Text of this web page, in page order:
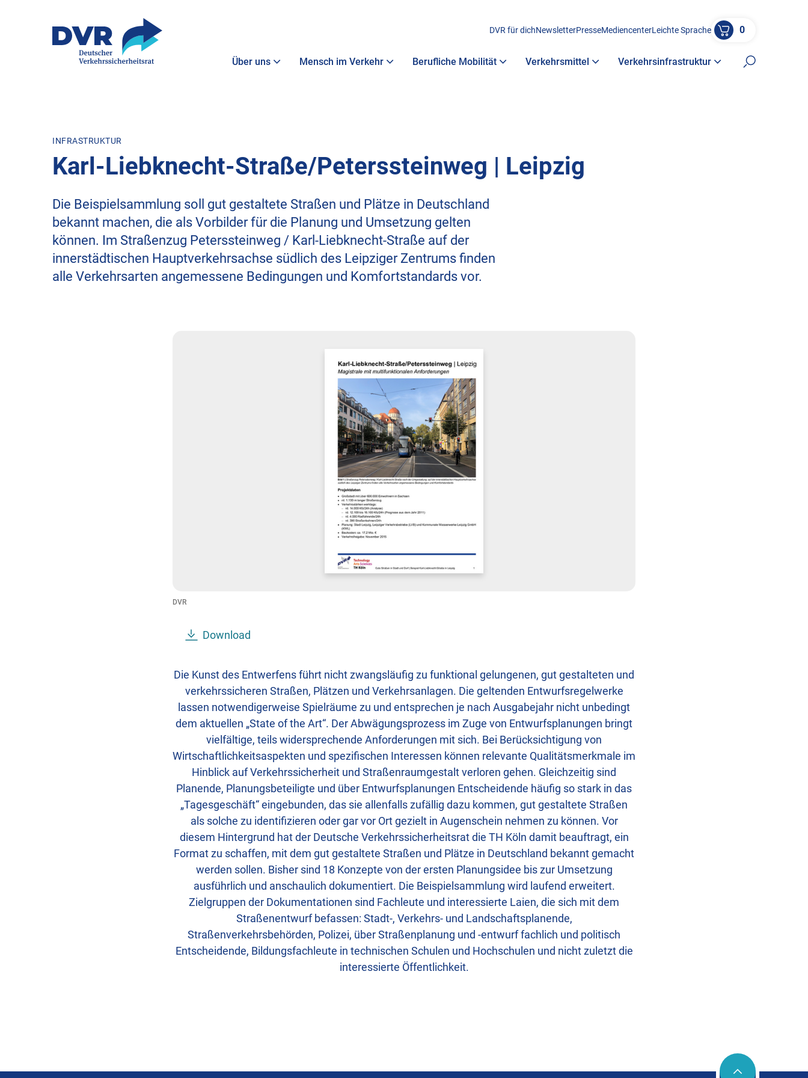
DVR für dichNewsletterPresseMediencenterLeichte Sprache 0
Über uns Mensch im Verkehr Berufliche Mobilität Verkehrsmittel Verkehrsinfrastruktur
Suche
INFRASTRUKTUR
Karl-Liebknecht-Straße/Peterssteinweg | Leipzig
Die Beispielsammlung soll gut gestaltete Straßen und Plätze in Deutschland
bekannt machen, die als Vorbilder für die Planung und Umsetzung gelten
können. Im Straßenzug Peterssteinweg / Karl-Liebknecht-Straße auf der
innerstädtischen Hauptverkehrsachse südlich des Leipziger Zentrums finden
alle Verkehrsarten angemessene Bedingungen und Komfortstandards vor.
DVR
Download
Die Kunst des Entwerfens führt nicht zwangsläufig zu funktional gelungenen, gut gestalteten und
verkehrssicheren Straßen, Plätzen und Verkehrsanlagen. Die geltenden Entwurfsregelwerke
lassen notwendigerweise Spielräume zu und entsprechen je nach Ausgabejahr nicht unbedingt
dem aktuellen „State of the Art“. Der Abwägungsprozess im Zuge von Entwurfsplanungen bringt
vielfältige, teils widersprechende Anforderungen mit sich. Bei Berücksichtigung von
Wirtschaftlichkeitsaspekten und spezifischen Interessen können relevante Qualitätsmerkmale im
Hinblick auf Verkehrssicherheit und Straßenraumgestalt verloren gehen. Gleichzeitig sind
Planende, Planungsbeteiligte und über Entwurfsplanungen Entscheidende häufig so stark in das
„Tagesgeschäft“ eingebunden, das sie allenfalls zufällig dazu kommen, gut gestaltete Straßen
als solche zu identifizieren oder gar vor Ort gezielt in Augenschein nehmen zu können. Vor
diesem Hintergrund hat der Deutsche Verkehrssicherheitsrat die TH Köln damit beauftragt, ein
Format zu schaffen, mit dem gut gestaltete Straßen und Plätze in Deutschland bekannt gemacht
werden sollen. Bisher sind 18 Konzepte von der ersten Planungsidee bis zur Umsetzung
ausführlich und anschaulich dokumentiert. Die Beispielsammlung wird laufend erweitert.
Zielgruppen der Dokumentationen sind Fachleute und interessierte Laien, die sich mit dem
Straßenentwurf befassen: Stadt-, Verkehrs- und Landschaftsplanende,
Straßenverkehrsbehörden, Polizei, über Straßenplanung und -entwurf fachlich und politisch
Entscheidende, Bildungsfachleute in technischen Schulen und Hochschulen und nicht zuletzt die
interessierte Öffentlichkeit.